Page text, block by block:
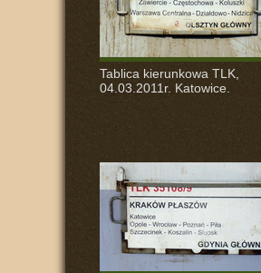
Tablica kierunkowa TLK,
04.03.2011r. Katowice.